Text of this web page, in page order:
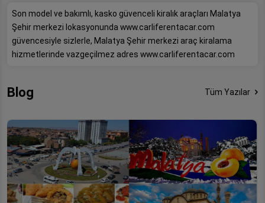
Son model ve bakımlı, kasko güvenceli kiralık araçları Malatya
Şehir merkezi lokasyonunda www.carliferentacar.com
güvencesiyle sizlerle, Malatya Şehir merkezi araç kiralama
hizmetlerinde vazgeçilmez adres www.carliferentacar.com
Blog Tüm Yazılar